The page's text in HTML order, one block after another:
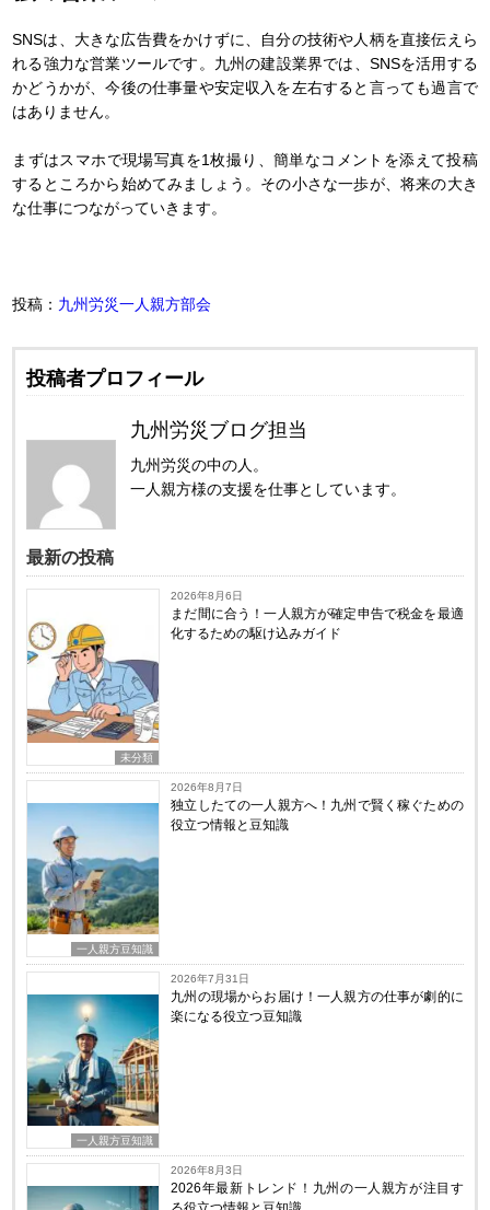
SNSは、大きな広告費をかけずに、自分の技術や人柄を直接伝えら
れる強力な営業ツールです。九州の建設業界では、SNSを活用する
かどうかが、今後の仕事量や安定収入を左右すると言っても過言で
はありません。
まずはスマホで現場写真を1枚撮り、簡単なコメントを添えて投稿
するところから始めてみましょう。その小さな一歩が、将来の大き
な仕事につながっていきます。
投稿： 九州労災一人親方部会
投稿者プロフィール
九州労災ブログ担当
九州労災の中の人。
一人親方様の支援を仕事としています。
最新の投稿
未分類
2026年8月6日
まだ間に合う！一人親方が確定申告で税金を最適
化するための駆け込みガイド
一人親方豆知識
2026年8月7日
独立したての一人親方へ！九州で賢く稼ぐための
役立つ情報と豆知識
一人親方豆知識
2026年7月31日
九州の現場からお届け！一人親方の仕事が劇的に
楽になる役立つ豆知識
2026年8月3日
2026年最新トレンド！九州の一人親方が注目す